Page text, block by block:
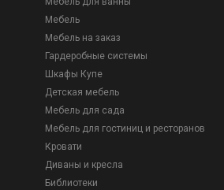
Мебель
Мебель на заказ
Гардеробные системы
Шкафы Купе
Детская мебель
Мебель для сада
Мебель для гостиниц и ресторанов
Кровати
Диваны и кресла
Библиотеки